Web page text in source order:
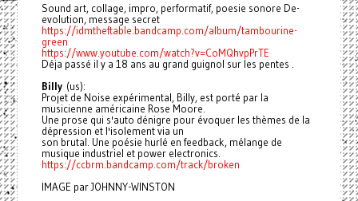
Sound art, collage, impro, performatif, poesie sonore De-
evolution, message secret
https://idmtheftable.bandcamp.com/album/tambourine-
green
https://www.youtube.com/watch?v=CoMQhvpPrTE
Déja passé il y a 18 ans au grand guignol sur les pentes .
Billy(us):
Projet de Noise expérimental, Billy, est porté par la
musicienne américaine Rose Moore.
Une prose qui s'auto dénigre pour évoquer les thèmes de la
dépression et l'isolement via un
son brutal. Une poésie hurlé en feedback, mélange de
musique industriel et power electronics.
https://ccbrm.bandcamp.com/track/broken
IMAGE par JOHNNY-WINSTON